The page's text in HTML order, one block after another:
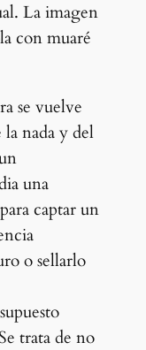
La imagen
con muaré
se vuelve
nada y del
una
captar un
o sellarlo
trata de no